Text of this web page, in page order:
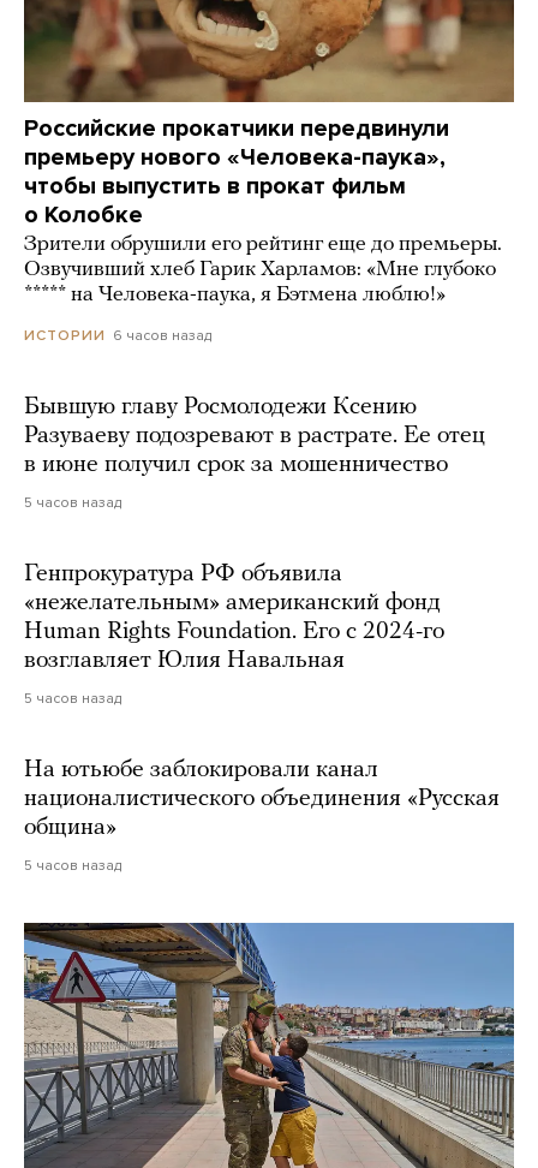
Российские прокатчики передвинули
премьеру нового «Человека-паука»,
чтобы выпустить в прокат фильм
о Колобке
Зрители обрушили его рейтинг еще до премьеры.
Озвучивший хлеб Гарик Харламов: «Мне глубоко
***** на Человека-паука, я Бэтмена люблю!»
ИСТОРИИ 6 часов назад
Бывшую главу Росмолодежи Ксению
Разуваеву подозревают в растрате. Ее отец
в июне получил срок за мошенничество
5 часов назад
Генпрокуратура РФ объявила
«нежелательным» американский фонд
Human Rights Foundation. Его с 2024-го
возглавляет Юлия Навальная
5 часов назад
На ютьюбе заблокировали канал
националистического объединения «Русская
община»
5 часов назад